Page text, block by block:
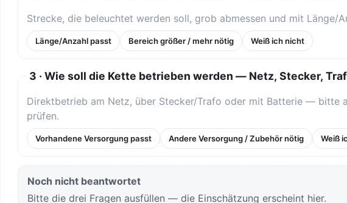
Strecke, die beleuchtet werden soll, grob abmessen und mit Länge/
Länge/Anzahl passt Bereich größer / mehr nötig Weiß ich nicht
3 · Wie soll die Kette betrieben werden — Netz, Stecker,
Direktbetrieb am Netz, über Stecker/Trafo oder mit Batterie — bitte
prüfen.
Vorhandene Versorgung passt Andere Versorgung / Zubehör nötig Weiß
Noch nicht beantwortet
Bitte die drei Fragen ausfüllen — die Einschätzung erscheint hier.